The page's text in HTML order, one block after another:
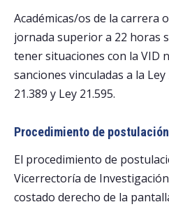
Académicas/os de la carrera
jornada superior a 22 horas
tener situaciones con la VID
sanciones vinculadas a la Ley
21.389 y Ley 21.595.
Procedimiento de postulación
El procedimiento de
Vicerrectoría de
costado derecho de la